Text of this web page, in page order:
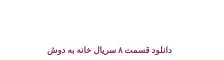
دانلود قسمت ۸ سریال خانه به دوش